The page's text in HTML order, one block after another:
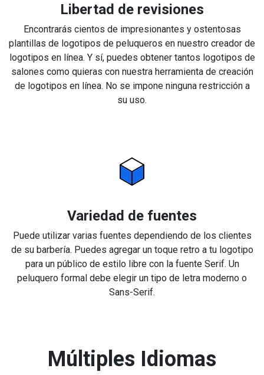
Libertad de revisiones
Encontrarás cientos de impresionantes y ostentosas
plantillas de logotipos de peluqueros en nuestro creador de
logotipos en línea. Y sí, puedes obtener tantos logotipos de
salones como quieras con nuestra herramienta de creación
de logotipos en línea. No se impone ninguna restricción a
su uso.
Variedad de fuentes
Puede utilizar varias fuentes dependiendo de los clientes
de su barbería. Puedes agregar un toque retro a tu logotipo
para un público de estilo libre con la fuente Serif. Un
peluquero formal debe elegir un tipo de letra moderno o
Sans-Serif.
Múltiples Idiomas